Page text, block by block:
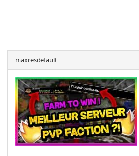
maxresdefault